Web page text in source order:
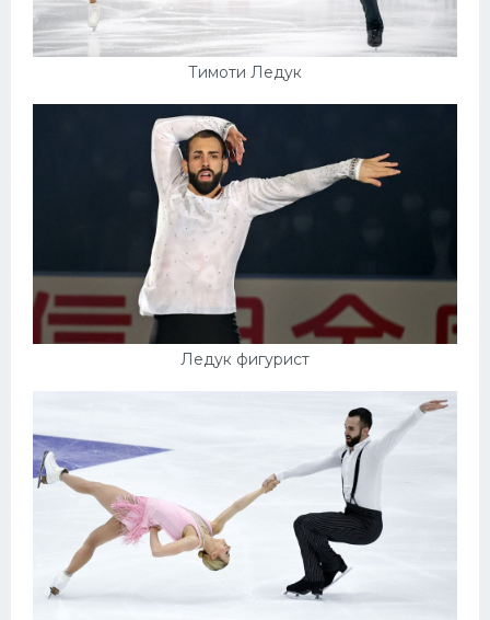
Тимоти Ледук
Ледук фигурист